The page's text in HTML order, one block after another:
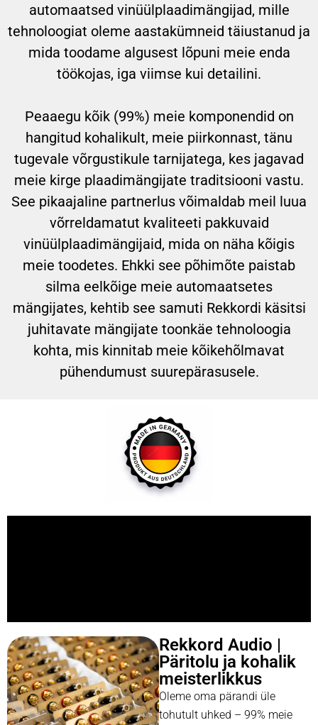
automaatsed vinüülplaadimängijad, mille
tehnoloogiat oleme aastakümneid täiustanud ja
mida toodame algusest lõpuni meie enda
töökojas, iga viimse kui detailini.
Peaaegu kõik (99%) meie komponendid on
hangitud kohalikult, meie piirkonnast, tänu
tugevale võrgustikule tarnijatega, kes jagavad
meie kirge plaadimängijate traditsiooni vastu.
See pikaajaline partnerlus võimaldab meil luua
võrreldamatut kvaliteeti pakkuvaid
vinüülplaadimängijaid, mida on näha kõigis
meie toodetes. Ehkki see põhimõte paistab
silma eelkõige meie automaatsetes
mängijates, kehtib see samuti Rekkordi käsitsi
juhitavate mängijate toonkäe tehnoloogia
kohta, mis kinnitab meie kõikehõlmavat
pühendumust suurepärasusele.
Rekkord Audio |
Päritolu ja kohalik
meisterlikkus
Oleme oma pärandi üle
tohutult uhked – 99% meie